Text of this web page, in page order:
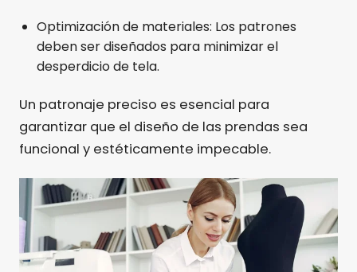
Optimización de materiales: Los patrones
deben ser diseñados para minimizar el
desperdicio de tela.
Un patronaje preciso es esencial para
garantizar que el diseño de las prendas sea
funcional y estéticamente impecable.